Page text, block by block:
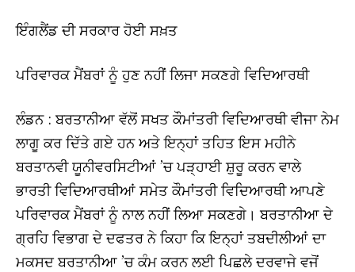
ਇੰਗਲੈਂਡ ਦੀ ਸਰਕਾਰ ਹੋਈ ਸਖ਼ਤ
ਪਰਿਵਾਰਕ ਮੈਂਬਰਾਂ ਨੂੰ ਹੁਣ ਨਹੀਂ ਲਿਜਾ ਸਕਣਗੇ ਵਿਦਿਆਰਥੀ
ਲੰਡਨ : ਬਰਤਾਨੀਆ ਵੱਲੋਂ ਸਖਤ ਕੌਮਾਂਤਰੀ ਵਿਦਿਆਰਥੀ ਵੀਜਾ ਨੇਮ
ਲਾਗੂ ਕਰ ਦਿੱਤੇ ਗਏ ਹਨ ਅਤੇ ਇਨ੍ਹਾਂ ਤਹਿਤ ਇਸ ਮਹੀਨੇ
ਬਰਤਾਨਵੀ ਯੂਨੀਵਰਸਿਟੀਆਂ ’ਚ ਪੜ੍ਹਾਈ ਸ਼ੁਰੂ ਕਰਨ ਵਾਲੇ
ਭਾਰਤੀ ਵਿਦਿਆਰਥੀਆਂ ਸਮੇਤ ਕੌਮਾਂਤਰੀ ਵਿਦਿਆਰਥੀ ਆਪਣੇ
ਪਰਿਵਾਰਕ ਮੈਂਬਰਾਂ ਨੂੰ ਨਾਲ ਨਹੀਂ ਲਿਆ ਸਕਣਗੇ। ਬਰਤਾਨੀਆ ਦੇ
ਗ੍ਰਹਿ ਵਿਭਾਗ ਦੇ ਦਫਤਰ ਨੇ ਕਿਹਾ ਕਿ ਇਨ੍ਹਾਂ ਤਬਦੀਲੀਆਂ ਦਾ
ਮਕਸਦ ਬਰਤਾਨੀਆ ’ਚ ਕੰਮ ਕਰਨ ਲਈ ਪਿਛਲੇ ਦਰਵਾਜੇ ਵਜੋਂ